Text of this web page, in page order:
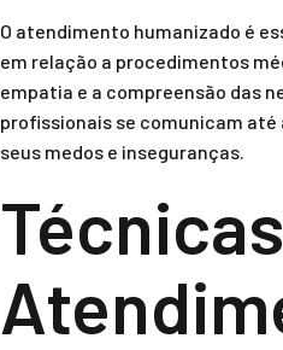
O atendimento humanizado é
em relação a procedimentos
empatia e a compreensão das
profissionais se comunicam até
seus medos e inseguranças.